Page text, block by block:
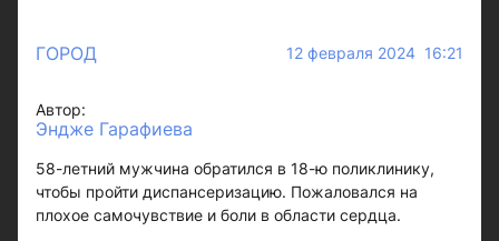
ГОРОД 12 февраля 2024 16:21
Автор:
Эндже Гарафиева
58-летний мужчина обратился в 18-ю поликлинику,
чтобы пройти диспансеризацию. Пожаловался на
плохое самочувствие и боли в области сердца.